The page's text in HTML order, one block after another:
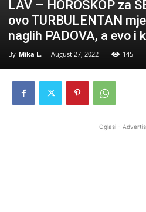
LAV – HOROSKOP za
ovo TURBULENTAN
naglih PADOVA, a evo i
By Mika L. - August 27, 2022 145
Oglasi -